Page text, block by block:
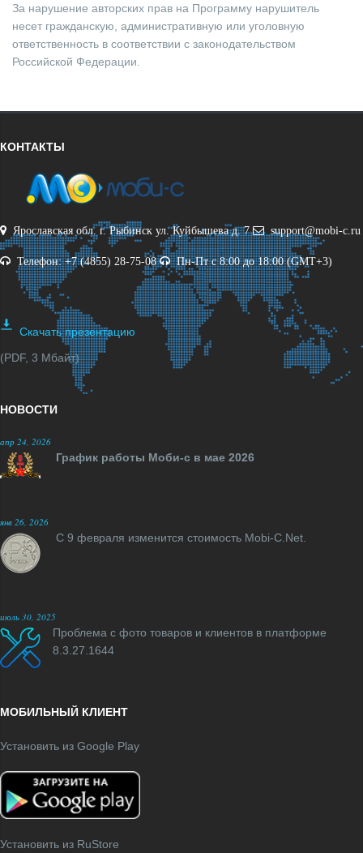
За нарушение авторских прав на Программу нарушитель
несет гражданскую, административную или уголовную
ответственность в соответствии с законодательством
Российской Федерации.
КОНТАКТЫ
Ярославская обл. г. Рыбинск ул. Куйбышева д. 7 support@mobi-c.ru
Телефон: +7 (4855) 28-75-08 Пн-Пт с 8:00 до 18:00 (GMT+3)
Скачать презентацию
(PDF, 3 Мбайт)
НОВОСТИ
апр 24, 2026
График работы Моби-с в мае 2026
янв 26, 2026
С 9 февраля изменится стоимость Mobi-C.Net.
июль 30, 2025
Проблема с фото товаров и клиентов в платформе
8.3.27.1644
МОБИЛЬНЫЙ КЛИЕНТ
Установить из Google Play
Установить из RuStore